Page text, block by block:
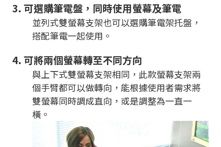
3. 可選購筆電盤，同時使用螢幕及筆電
並列式雙螢幕支架也可以選購筆電架托盤，
搭配筆電一起使用。
4. 可將兩個螢幕轉至不同方向
與上下式雙螢幕支架相同，此款螢幕支架兩
個手臂都可以做轉向，能根據使用者需求將
雙螢幕同時調成直向，或是調整為一直一
橫。